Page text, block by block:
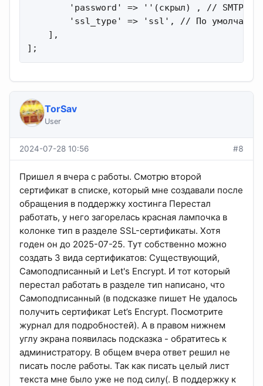
'password' => ''(скрыл) , // SMTP
'ssl_type' => 'ssl', // По
    ],
];
TorSav
User
2024-07-28 10:56 #8
Пришел я вчера с работы. Смотрю второй
сертификат в списке, который мне создавали после
обращения в поддержку хостинга Перестал
работать, у него загорелась красная лампочка в
колонке тип в разделе SSL-сертификаты. Хотя
годен он до 2025-07-25. Тут собственно можно
создать 3 вида сертификатов: Существующий,
Самоподписанный и Let's Encrypt. И тот который
перестал работать в разделе тип написано, что
Самоподписанный (в подсказке пишет Не удалось
получить сертификат Let’s Encrypt. Посмотрите
журнал для подробностей). А в правом нижнем
углу экрана появилась подсказка - обратитесь к
администратору. В общем вчера ответ решил не
писать после работы. Так как писать целый лист
текста мне было уже не под силу(. В поддержку к